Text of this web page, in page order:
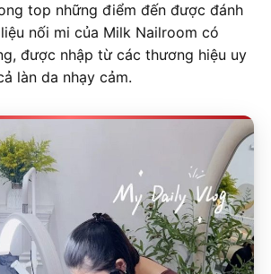
top những điểm đến được đánh
nối mi của Milk Nailroom có
được nhập từ các thương hiệu uy
làn da nhạy cảm.